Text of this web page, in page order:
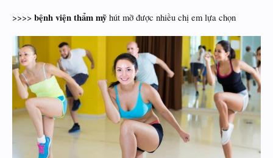
>>>> bệnh viện thẩm mỹ hút mỡ được nhiều chị em lựa chọn